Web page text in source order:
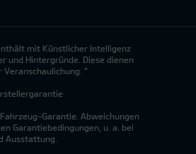
mit Künstlicher Intelligenz
und Hintergründe. Diese dienen
Veranschaulichung. *
Garantie. Abweichungen
Garantiebedingungen, u. a. bei
Ausstattung.